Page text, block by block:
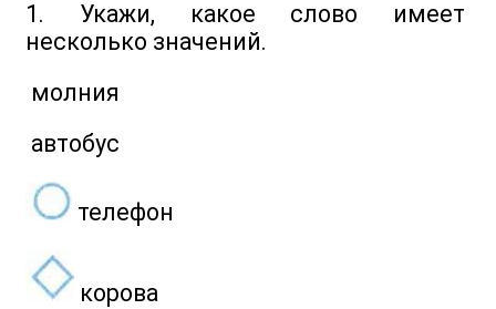
1. Укажи, какое слово имеет
несколько значений.
молния
автобус
телефон
корова